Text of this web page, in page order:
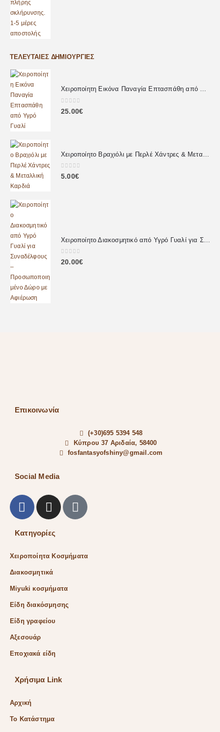
ΤΕΛΕΥΤΑΊΕΣ ΔΗΜΙΟΥΡΓΊΕΣ
Χειροποίητη Εικόνα Παναγία Επτασπάθη από Υγρό Γυαλί
0out of 5
25.00€
0 out of 5
5.00€
0out of 5
20.00€
Επικοινωνία
(+30)695 5394 548
Κύπρου 37 Αριδαία, 58400
fosfantasyofshiny@gmail.com
Social Media
Κατηγορίες
Χειροποίητα Κοσμήματα
Διακοσμητικά
Miyuki κοσμήματα
Είδη διακόσμησης
Είδη γραφείου
Αξεσουάρ
Εποχιακά είδη
Χρήσιμα Link
Αρχική
Το Κατάστημα